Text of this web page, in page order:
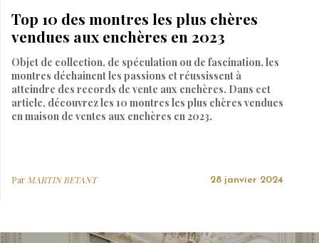
Top 10 des montres les plus chères
vendues aux enchères en 2023
Objet de collection, de spéculation ou de fascination, les
montres déchainent les passions et réussissent à
atteindre des records de vente aux enchères. Dans cet
article, découvrez les 10 montres les plus chères vendues
en maison de ventes aux enchères en 2023.
Par MARTIN BETANT 28 janvier 2024